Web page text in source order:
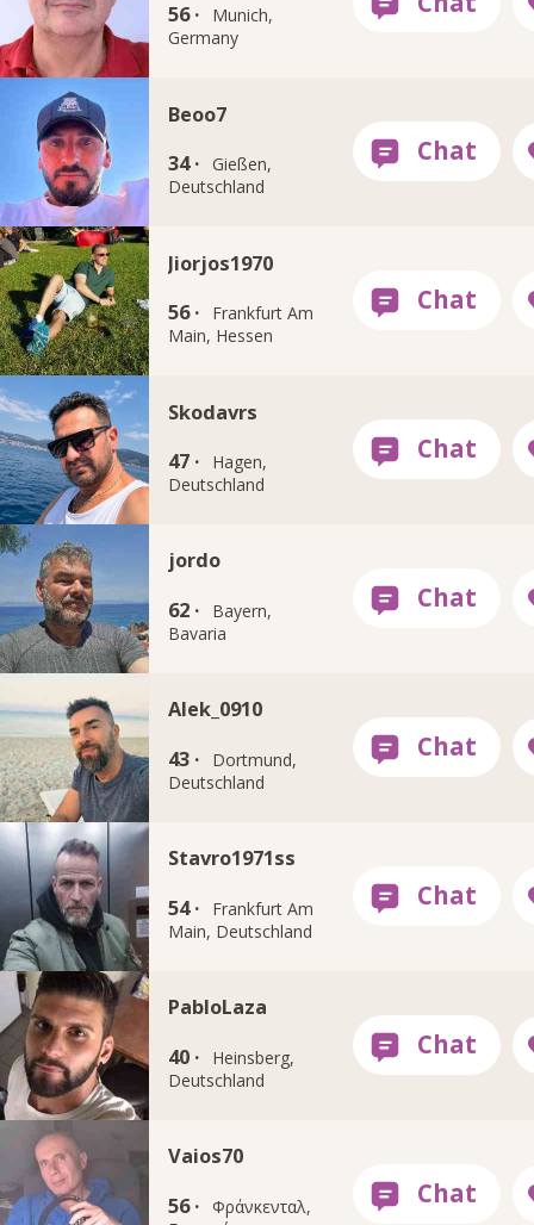
56 ·
Munich,
Germany
Beoo7
34 ·
Gießen,
Deutschland
Jiorjos1970
56 ·
Frankfurt Am
Main, Hessen
Skodavrs
47 ·
Hagen,
Deutschland
jordo
62 ·
Bayern,
Bavaria
Alek_0910
43 ·
Dortmund,
Deutschland
Stavro1971ss
54 ·
Frankfurt Am
Main, Deutschland
PabloLaza
40 ·
Heinsberg,
Deutschland
Vaios70
56 · Φράνκενταλ,